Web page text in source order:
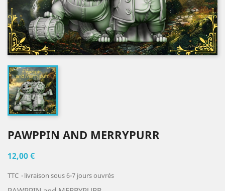
PAWPPIN AND MERRYPURR
12,00 €
TTC livraison sous 6-7 jours ouvrés